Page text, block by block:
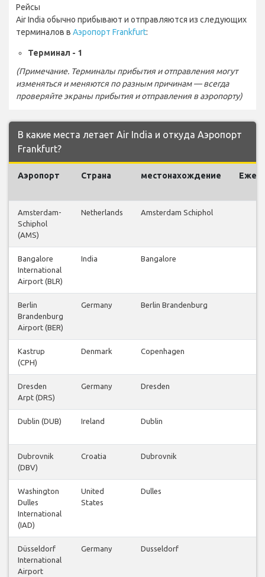
Рейсы
Air India обычно прибывают и отправляются из следующих
терминалов в Аэропорт Frankfurt:
Терминал - 1
(Примечание. Терминалы прибытия и отправления могут
изменяться и меняются по разным причинам — всегда
проверяйте экраны прибытия и отправления в аэропорту)
В какие места летает Air India и откуда Аэропорт
Frankfurt?
Аэропорт Страна местонахождение
Amsterdam-
Schiphol
(AMS)
Netherlands Amsterdam Schiphol
Bangalore
International
Airport (BLR)
India Bangalore
Berlin
Brandenburg
Airport (BER)
Germany Berlin Brandenburg
Kastrup
(CPH)
Denmark Copenhagen
Dresden
Arpt (DRS)
Germany Dresden
Dublin (DUB) Ireland Dublin
Dubrovnik
(DBV)
Croatia Dubrovnik
Washington
Dulles
International
(IAD)
United
States
Dulles
Düsseldorf
International
Airport
Germany Dusseldorf